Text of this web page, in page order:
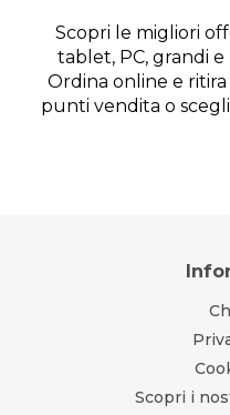
Scopri le migliori
tablet, PC, grandi
Ordina online e
punti vendita o
Scopri i